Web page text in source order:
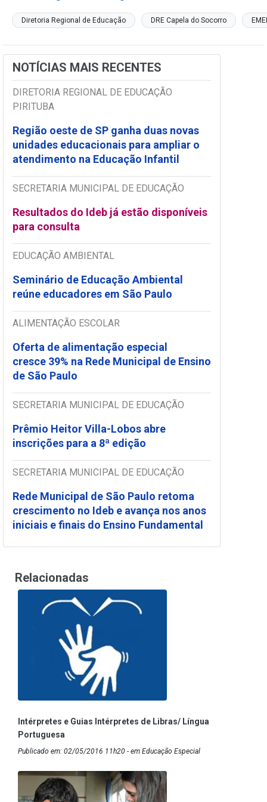
Diretoria Regional de Educação DRE Capela do Socorro
NOTÍCIAS MAIS RECENTES
DIRETORIA REGIONAL DE EDUCAÇÃO
PIRITUBA
Região oeste de SP ganha duas novas
unidades educacionais para ampliar o
atendimento na Educação Infantil
SECRETARIA MUNICIPAL DE EDUCAÇÃO
Resultados do Ideb já estão disponíveis
para consulta
EDUCAÇÃO AMBIENTAL
Seminário de Educação Ambiental
reúne educadores em São Paulo
ALIMENTAÇÃO ESCOLAR
Oferta de alimentação especial
cresce 39% na Rede Municipal de Ensino
de São Paulo
SECRETARIA MUNICIPAL DE EDUCAÇÃO
Prêmio Heitor Villa-Lobos abre
inscrições para a 8ª edição
SECRETARIA MUNICIPAL DE EDUCAÇÃO
Rede Municipal de São Paulo retoma
crescimento no Ideb e avança nos anos
iniciais e finais do Ensino Fundamental
Relacionadas
Intérpretes e Guias Intérpretes de Libras/ Língua
Portuguesa
Publicado em: 02/05/2016 11h20 - em Educação Especial